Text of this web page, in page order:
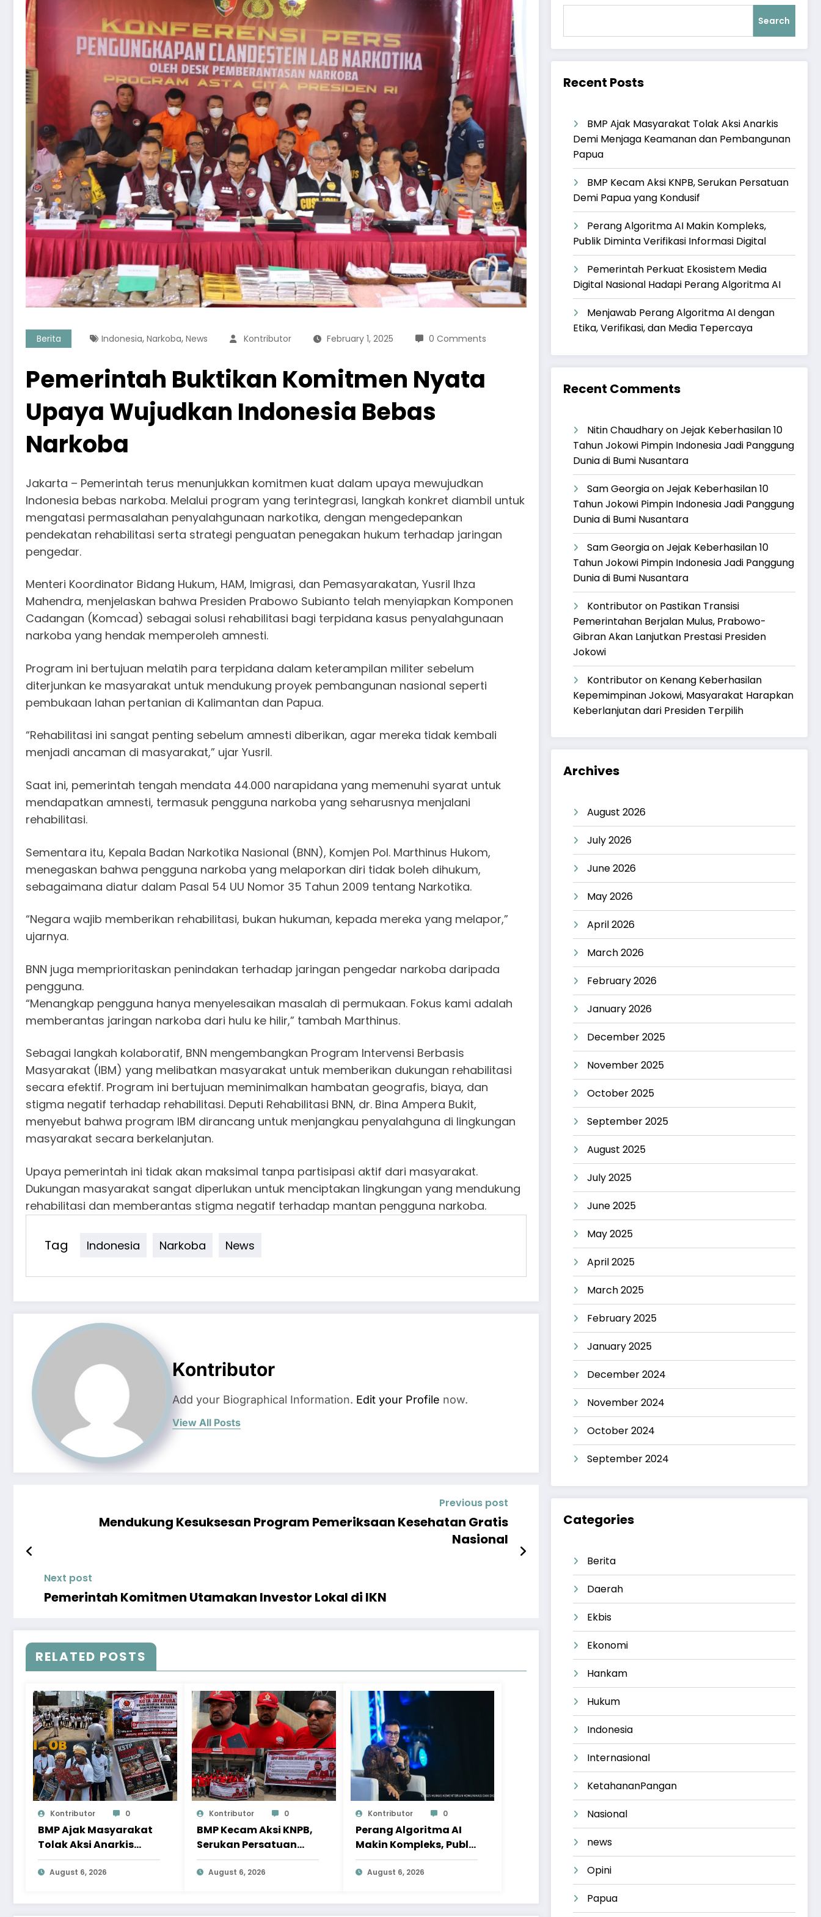
Berita Indonesia, Narkoba, News Kontributor February 1, 2025 0 Comments
Pemerintah Buktikan Komitmen Nyata
Upaya Wujudkan Indonesia Bebas
Narkoba
Jakarta – Pemerintah terus menunjukkan komitmen kuat dalam upaya mewujudkan
Indonesia bebas narkoba. Melalui program yang terintegrasi, langkah konkret diambil untuk
mengatasi permasalahan penyalahgunaan narkotika, dengan mengedepankan
pendekatan rehabilitasi serta strategi penguatan penegakan hukum terhadap jaringan
pengedar.
Menteri Koordinator Bidang Hukum, HAM, Imigrasi, dan Pemasyarakatan, Yusril Ihza
Mahendra, menjelaskan bahwa Presiden Prabowo Subianto telah menyiapkan Komponen
Cadangan (Komcad) sebagai solusi rehabilitasi bagi terpidana kasus penyalahgunaan
narkoba yang hendak memperoleh amnesti.
Program ini bertujuan melatih para terpidana dalam keterampilan militer sebelum
diterjunkan ke masyarakat untuk mendukung proyek pembangunan nasional seperti
pembukaan lahan pertanian di Kalimantan dan Papua.
“Rehabilitasi ini sangat penting sebelum amnesti diberikan, agar mereka tidak kembali
menjadi ancaman di masyarakat,” ujar Yusril.
Saat ini, pemerintah tengah mendata 44.000 narapidana yang memenuhi syarat untuk
mendapatkan amnesti, termasuk pengguna narkoba yang seharusnya menjalani
rehabilitasi.
Sementara itu, Kepala Badan Narkotika Nasional (BNN), Komjen Pol. Marthinus Hukom,
menegaskan bahwa pengguna narkoba yang melaporkan diri tidak boleh dihukum,
sebagaimana diatur dalam Pasal 54 UU Nomor 35 Tahun 2009 tentang Narkotika.
“Negara wajib memberikan rehabilitasi, bukan hukuman, kepada mereka yang melapor,”
ujarnya.
BNN juga memprioritaskan penindakan terhadap jaringan pengedar narkoba daripada
pengguna.
“Menangkap pengguna hanya menyelesaikan masalah di permukaan. Fokus kami adalah
memberantas jaringan narkoba dari hulu ke hilir,” tambah Marthinus.
Sebagai langkah kolaboratif, BNN mengembangkan Program Intervensi Berbasis
Masyarakat (IBM) yang melibatkan masyarakat untuk memberikan dukungan rehabilitasi
secara efektif. Program ini bertujuan meminimalkan hambatan geografis, biaya, dan
stigma negatif terhadap rehabilitasi. Deputi Rehabilitasi BNN, dr. Bina Ampera Bukit,
menyebut bahwa program IBM dirancang untuk menjangkau penyalahguna di lingkungan
masyarakat secara berkelanjutan.
Upaya pemerintah ini tidak akan maksimal tanpa partisipasi aktif dari masyarakat.
Dukungan masyarakat sangat diperlukan untuk menciptakan lingkungan yang mendukung
rehabilitasi dan memberantas stigma negatif terhadap mantan pengguna narkoba.
Tag Indonesia Narkoba News
Kontributor
Add your Biographical Information. Edit your Profile now.
View All Posts
Previous post
Mendukung Kesuksesan Program Pemeriksaan Kesehatan Gratis
Nasional
Next post
Pemerintah Komitmen Utamakan Investor Lokal di IKN
RELATED POSTS
Kontributor 0
BMP Ajak Masyarakat
Tolak Aksi Anarkis
Demi Menjaga
Keamanan dan
August 6, 2026
Kontributor 0
BMP Kecam Aksi KNPB,
Serukan Persatuan
Demi Papua yang
Kondusif
August 6, 2026
Kontributor 0
Perang Algoritma AI
Makin Kompleks, Publik
Diminta Verifikasi
Informasi Digital
August 6, 2026
Search
Recent Posts
BMP Ajak Masyarakat Tolak Aksi Anarkis
Demi Menjaga Keamanan dan Pembangunan
Papua
BMP Kecam Aksi KNPB, Serukan Persatuan
Demi Papua yang Kondusif
Perang Algoritma AI Makin Kompleks,
Publik Diminta Verifikasi Informasi Digital
Pemerintah Perkuat Ekosistem Media
Digital Nasional Hadapi Perang Algoritma AI
Menjawab Perang Algoritma AI dengan
Etika, Verifikasi, dan Media Tepercaya
Recent Comments
Nitin ChaudharyonJejak Keberhasilan 10
Tahun Jokowi Pimpin Indonesia Jadi Panggung
Dunia di Bumi Nusantara
Sam GeorgiaonJejak Keberhasilan 10
Tahun Jokowi Pimpin Indonesia Jadi Panggung
Dunia di Bumi Nusantara
Sam GeorgiaonJejak Keberhasilan 10
Tahun Jokowi Pimpin Indonesia Jadi Panggung
Dunia di Bumi Nusantara
Kontributoron Pastikan Transisi
Pemerintahan Berjalan Mulus, Prabowo-
Gibran Akan Lanjutkan Prestasi Presiden
Jokowi
Kontributoron Kenang Keberhasilan
Kepemimpinan Jokowi, Masyarakat Harapkan
Keberlanjutan dari Presiden Terpilih
Archives
August 2026
July 2026
June 2026
May 2026
April 2026
March 2026
February 2026
January 2026
December 2025
November 2025
October 2025
September 2025
August 2025
July 2025
June 2025
May 2025
April 2025
March 2025
February 2025
January 2025
December 2024
November 2024
October 2024
September 2024
Categories
Berita
Daerah
Ekbis
Ekonomi
Hankam
Hukum
Indonesia
Internasional
KetahananPangan
Nasional
news
Opini
Papua